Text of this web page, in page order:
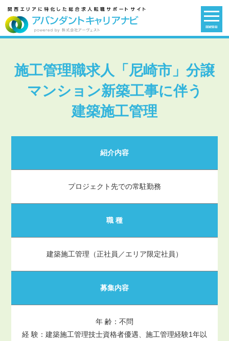
menu
施工管理職求人「尼崎市」分譲
マンション新築工事に伴う
建築施工管理
紹介内容
プロジェクト先での常駐勤務
職 種
建築施工管理（正社員／エリア限定社員）
募集内容
年 齢：不問
経 験：建築施工管理技士資格者優遇、施工管理経験1年以